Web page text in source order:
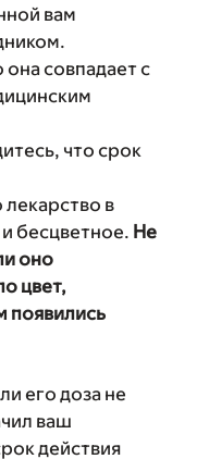
вам
совпадает с
что срок
лекарство в
бесцветное. Не
оно
цвет,
появились
его доза не
ваш
действия